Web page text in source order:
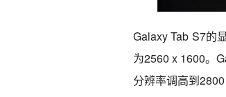
Galaxy Tab S7的
为2560 x 1600。
分辨率调高到